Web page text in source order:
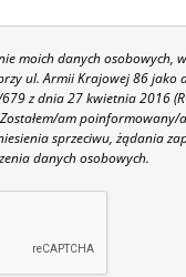
moich danych osobowych,
ul. Armii Krajowej 86
z dnia 27 kwietnia 2016
Zostałem/am poinformowany/
sprzeciwu, żądania
danych osobowych.